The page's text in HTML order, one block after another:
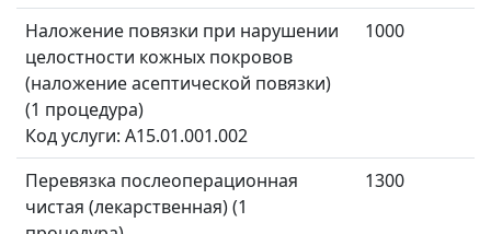
Наложение повязки при нарушении
целостности кожных покровов
(наложение асептической повязки)
(1 процедура)
Код услуги: A15.01.001.002
1000
Перевязка послеоперационная
чистая (лекарственная) (1
1300